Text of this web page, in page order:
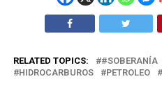
RELATED TOPICS: #SOBERANÍA
HIDROCARBUROS
PETROLEO